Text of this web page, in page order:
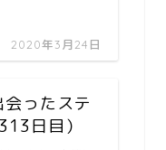
2020年3月24日
会ったステ
日目）